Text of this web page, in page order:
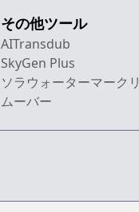
その他ツール
AITransdub
SkyGen Plus
ソラウォーターマークリ
ムーバー